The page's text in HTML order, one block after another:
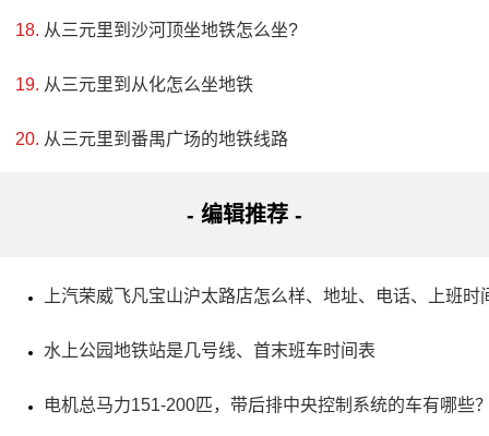
存了大量珍贵的文物和艺术品，包括建筑、雕刻、书法等方
从三元里到沙河顶坐地铁怎么坐?
从三元里到从化怎么坐地铁
从三元里到番禺广场的地铁线路
- 编辑推荐 -
上汽荣威飞凡宝山沪太路店怎么样、地址、电话、上班时
水上公园地铁站是几号线、首末班车时间表
电机总马力151-200匹，带后排中央控制系统的车有哪些